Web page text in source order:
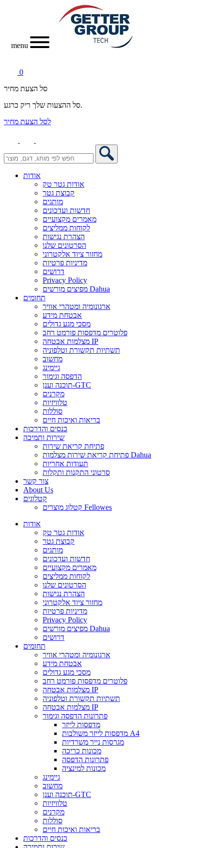
menu
0
סל הצעת מחיר
סל ההצעות שלך ריק כרגע.
לסל הצעת מחיר
אודות
אודות גטר טק
קבוצת גטר
מותגים
חדשות ועדכונים
מאמרים מקצועיים
לקוחות ממליצים
הצהרת נגישות
הסרטונים שלנו
מחזור ציוד אלקטרוני
מדיניות פרטיות
דרושים
Privacy Policy
מפיצים מורשים Dahua
תחומים
ארגונומיה ומטהרי אוויר
אבטחת מידע
מסכי מגע גדולים
פלוטרים מדפסות פורמט רחב
מצלמות אבטחה IP
תשתיות תקשורת וטלפוניה
מחשוב
גיימינג
הדפסה וגימור
תוכנה וענן-GTC
מקרנים
טלוויזיות
סוללות
בריאות ואיכות חיים
כנסים והדרכות
שירות ותמיכה
פתיחת קריאת שירות
פתיחת קריאת שירות מצלמות Dahua
תעודות אחריות
סרטוני התקנות ותקלות
צור קשר
About Us
קטלוגים
קטלוג מוצרים Fellowes
אודות
אודות גטר טק
קבוצת גטר
מותגים
חדשות ועדכונים
מאמרים מקצועיים
לקוחות ממליצים
הסרטונים שלנו
הצהרת נגישות
מחזור ציוד אלקטרוני
מדיניות פרטיות
Privacy Policy
מפיצים מורשים Dahua
דרושים
תחומים
ארגונומיה ומטהרי אוויר
אבטחת מידע
מסכי מגע גדולים
פלוטרים מדפסות פורמט רחב
מצלמות אבטחה IP
תשתיות תקשורת וטלפוניה
מצלמות אבטחה IP
פתרונות הדפסה וגימור
מדפסות לייזר
מדפסות לייזר משולבות A4
מגרסות נייר משרדיות
מכונות כריכה
פתרונות הדפסה
מכונות למינציה
גיימינג
מחשוב
תוכנה וענן-GTC
טלוויזיות
מקרנים
סוללות
בריאות ואיכות חיים
כנסים והדרכות